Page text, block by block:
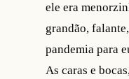
ele era
grandão,
pandemia para
As caras e